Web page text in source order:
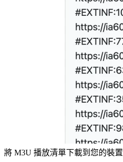
將 M3U 播放清單下載到您的裝置